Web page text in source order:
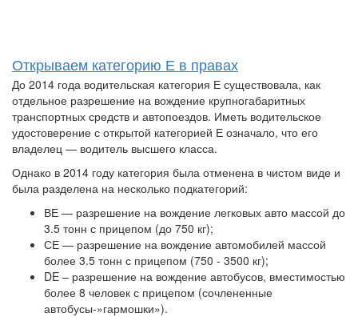
Открываем категорию Е в правах
До 2014 года водительская категория Е существовала, как
отдельное разрешение на вождение крупногабаритных
транспортных средств и автопоездов. Иметь водительское
удостоверение с открытой категорией Е означало, что его
владелец — водитель высшего класса.
Однако в 2014 году категория была отменена в чистом виде и
была разделена на несколько подкатегорий:
ВЕ — разрешение на вождение легковых авто массой до
3.5 тонн с прицепом (до 750 кг);
СЕ — разрешение на вождение автомобилей массой
более 3.5 тонн с прицепом (750 - 3500 кг);
DE – разрешение на вождение автобусов, вместимостью
более 8 человек с прицепом (сочлененные
автобусы-»гармошки»).